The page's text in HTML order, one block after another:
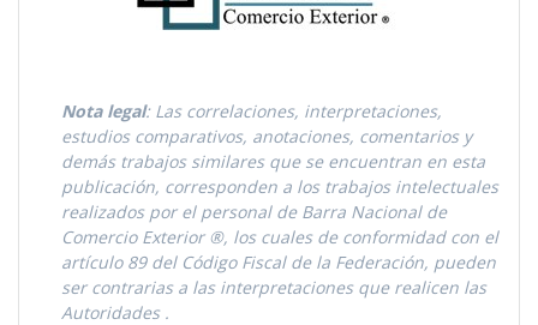
Nota legal: Las correlaciones, interpretaciones,
estudios comparativos, anotaciones, comentarios y
demás trabajos similares que se encuentran en esta
publicación, corresponden a los trabajos intelectuales
realizados por el personal de Barra Nacional de
Comercio Exterior ®, los cuales de conformidad con el
artículo 89 del Código Fiscal de la Federación, pueden
ser contrarias a las interpretaciones que realicen las
Autoridades .